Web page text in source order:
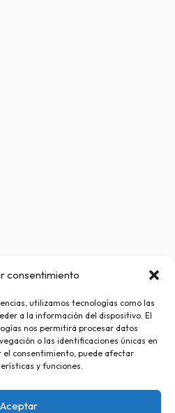
consentimiento
utilizamos tecnologías como las
a la información del dispositivo. El
nos permitirá procesar datos
o las identificaciones únicas en
consentimiento, puede afectar
y funciones.
Aceptar